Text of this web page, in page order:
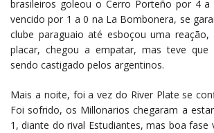
brasileiros goleou o Cerro Porteño por 4
vencido por 1 a 0 na La Bombonera, se
clube paraguaio até esboçou uma
placar, chegou a empatar, mas teve
sendo castigado pelos argentinos.
Mais a noite, foi a vez do River Plate se
Foi sofrido, os Millonarios chegaram a
1, diante do rival Estudiantes, mas boa fase